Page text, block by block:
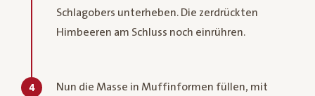
Schlagobers unterheben. Die zerdrückten
Himbeeren am Schluss noch einrühren.
4
Nun die Masse in Muffinformen füllen, mit